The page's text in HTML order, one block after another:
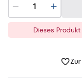
Dieses